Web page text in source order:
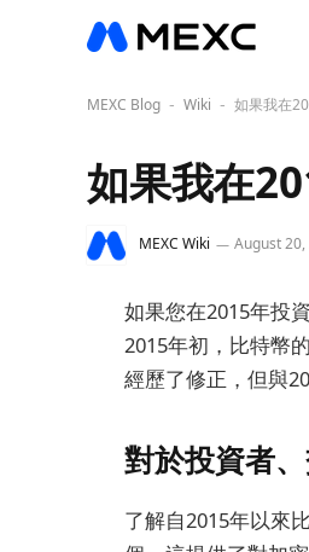
MEXC Blog - Wiki - 如果我在
如果我在
MEXC Wiki August 20,
如果您在2015年投
2015年初，比特幣
經歷了修正，但與
對於投資者
了解自2015年以來